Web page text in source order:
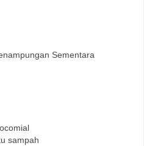
Sementara
sampah